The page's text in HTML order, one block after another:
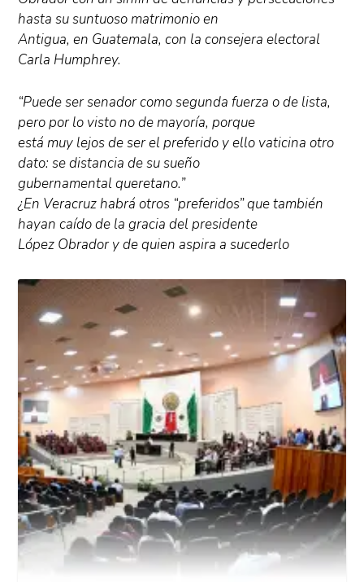
hasta su suntuoso matrimonio en
Antigua, en Guatemala, con la consejera electoral
Carla Humphrey.
“Puede ser senador como segunda fuerza o de lista,
pero por lo visto no de mayoría, porque
está muy lejos de ser el preferido y ello vaticina otro
dato: se distancia de su sueño
gubernamental queretano.”
¿En Veracruz habrá otros “preferidos” que también
hayan caído de la gracia del presidente
López Obrador y de quien aspira a sucederlo